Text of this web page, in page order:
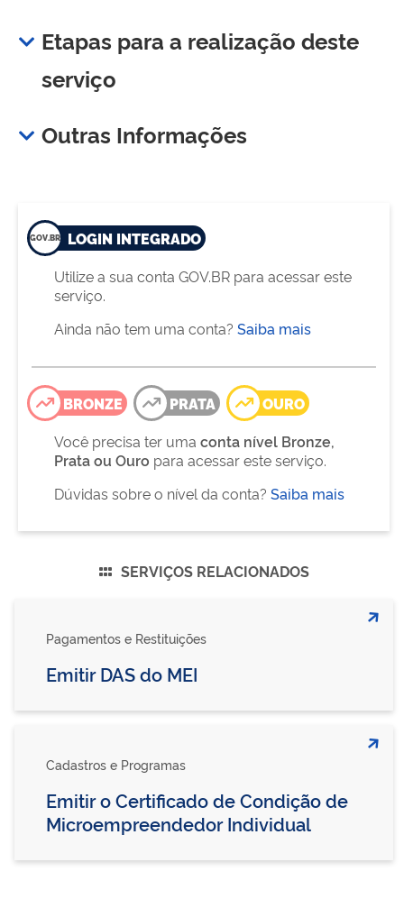
Etapas para a realização deste
serviço
Outras Informações
LOGIN INTEGRADO
Utilize a sua conta GOV.BR para acessar este
serviço.
Ainda não tem uma conta? Saiba mais
BRONZE PRATA
OURO
Você precisa ter uma conta nível Bronze,
Prata ou Ouro para acessar este serviço.
Dúvidas sobre o nível da conta? Saiba mais
SERVIÇOS RELACIONADOS
Pagamentos e Restituições
Emitir DAS do MEI
Cadastros e Programas
Emitir o Certificado de Condição de
Microempreendedor Individual